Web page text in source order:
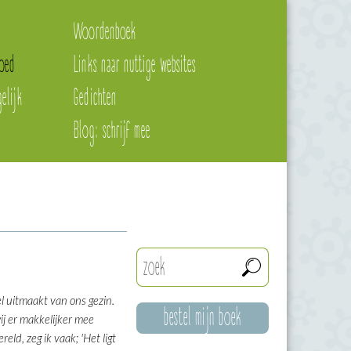
Woordenboek
Links naar nuttige websites
Gedichten
Blog: schrijf mee
uitmaakt van ons gezin.
er makkelijker mee
zeg ik vaak; 'Het ligt
bestel mijn boek